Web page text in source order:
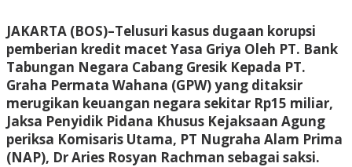
JAKARTA (BOS)–Telusuri kasus dugaan korupsi
pemberian kredit macet Yasa Griya Oleh PT. Bank
Tabungan Negara Cabang Gresik Kepada PT.
Graha Permata Wahana (GPW) yang ditaksir
merugikan keuangan negara sekitar Rp15 miliar,
Jaksa Penyidik Pidana Khusus Kejaksaan Agung
periksa Komisaris Utama, PT Nugraha Alam Prima
(NAP), Dr Aries Rosyan Rachman sebagai saksi.